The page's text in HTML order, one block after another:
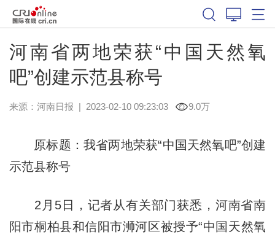
河南省两地荣获“中国天然氧
吧”创建示范县称号
来源： 河南日报 | 2023-02-10 09:23:03 9.0万
原标题：我省两地荣获“中国天然氧吧”创建
示范县称号
2月5日，记者从有关部门获悉，河南省南
阳市桐柏县和信阳市浉河区被授予“中国天然氧